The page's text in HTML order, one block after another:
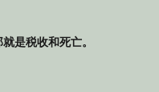
是税收和死亡。